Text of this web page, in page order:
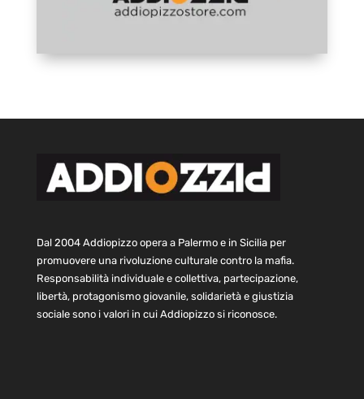
Dal 2004 Addiopizzo opera a Palermo e in Sicilia per
promuovere una rivoluzione culturale contro la mafia.
Responsabilità individuale e collettiva, partecipazione,
libertà, protagonismo giovanile, solidarietà e giustizia
sociale sono i valori in cui Addiopizzo si riconosce.